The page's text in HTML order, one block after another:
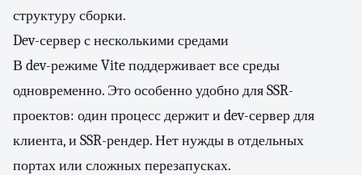
структуру сборки.
Dev-сервер с несколькими средами
В dev-режиме Vite поддерживает все среды
одновременно. Это особенно удобно для SSR-
проектов: один процесс держит и dev-сервер для
клиента, и SSR-рендер. Нет нужды в отдельных
портах или сложных перезапусках.